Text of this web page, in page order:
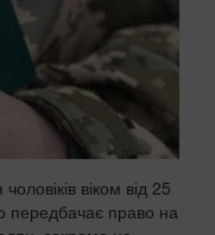
віком від 25
передбачає право на